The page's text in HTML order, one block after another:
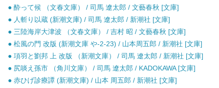
● 酔って候 （文春文庫） / 司馬 遼太郎 / 文藝春秋 [文庫]
● 人斬り以蔵 (新潮文庫) / 司馬 遼太郎 / 新潮社 [文庫]
● 三陸海岸大津波 （文春文庫） / 吉村 昭 / 文藝春秋 [文庫]
● 松風の門 改版 (新潮文庫 や-2-23) / 山本周五郎 / 新潮社 [文庫]
● 項羽と劉邦 上 改版 （新潮文庫） / 司馬 遼太郎 / 新潮社 [文庫]
● 尻啖え孫市 （角川文庫） / 司馬 遼太郎 / KADOKAWA [文庫]
● 赤ひげ診療譚 (新潮文庫) / 山本 周五郎 / 新潮社 [文庫]